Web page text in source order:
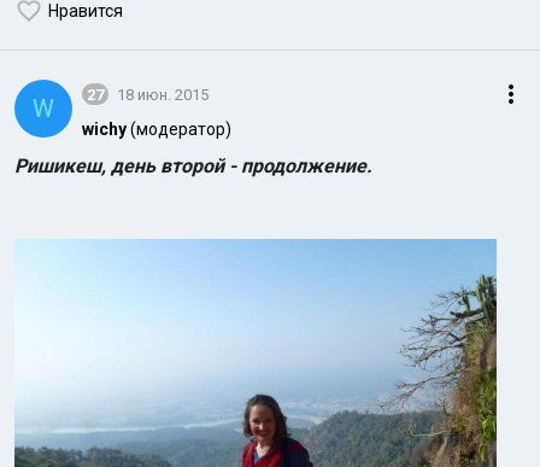
Нравится
W 27 18 июн. 2015
wichy(модератор)
Ришикеш, день второй - продолжение.